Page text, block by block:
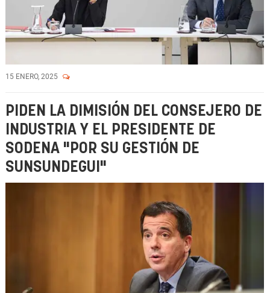
15 ENERO, 2025
PIDEN LA DIMISIÓN DEL CONSEJERO DE
INDUSTRIA Y EL PRESIDENTE DE
SODENA "POR SU GESTIÓN DE
SUNSUNDEGUI"